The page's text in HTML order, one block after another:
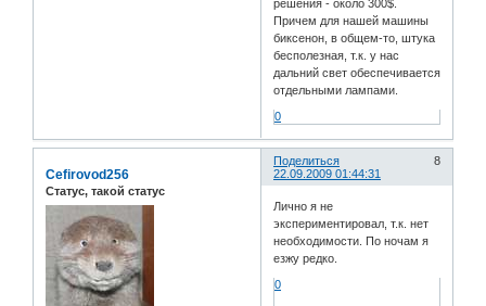
решения - около 300$.
Причем для нашей машины
биксенон, в общем-то, штука
бесполезная, т.к. у нас
дальний свет обеспечивается
отдельными лампами.
0
Поделиться
8
22.09.2009 01:44:31
Cefirovod256
Статус, такой статус
Лично я не
экспериментировал, т.к. нет
необходимости. По ночам я
езжу редко.
0